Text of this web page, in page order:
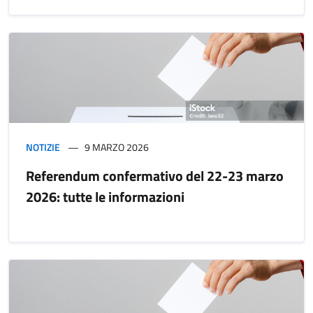
NOTIZIE 9 MARZO 2026
Referendum confermativo del 22-23 marzo
2026: tutte le informazioni